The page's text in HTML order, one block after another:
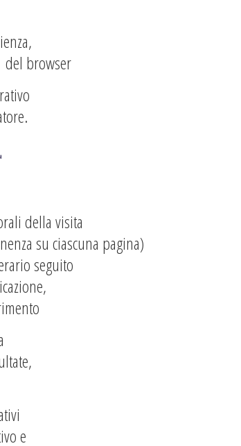
browser
della visita
su ciascuna pagina)
seguito
e